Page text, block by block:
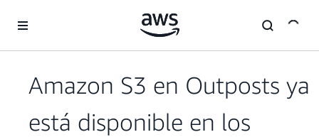
Amazon S3 en Outposts ya
está disponible en los